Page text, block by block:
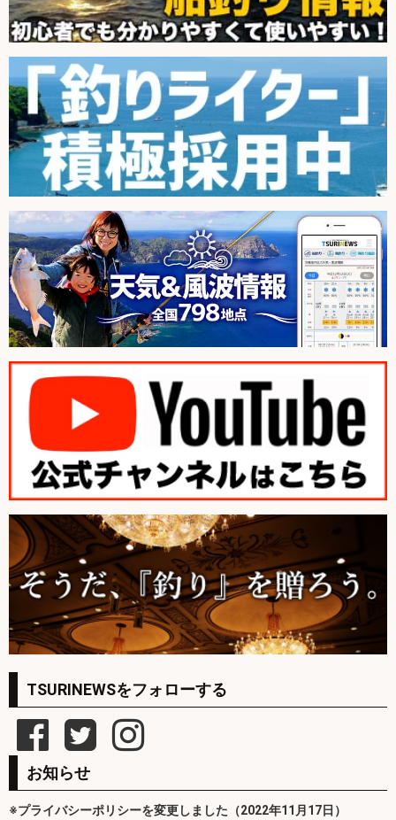
TSURINEWSをフォローする
お知らせ
※プライバシーポリシーを変更しました（2022年11月17日）